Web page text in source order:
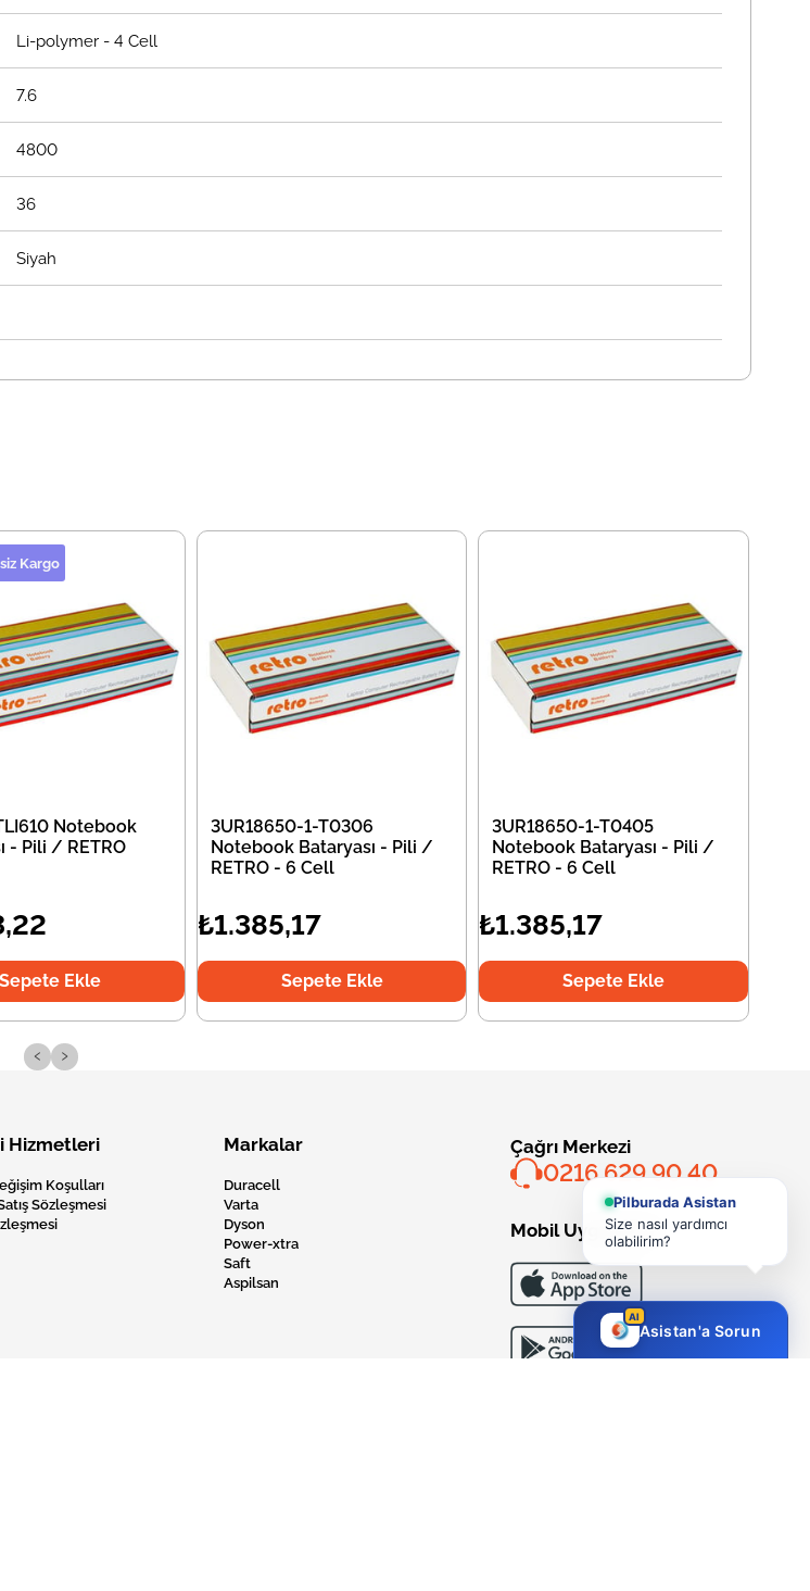
Li-polymer - 4 Cell
7.6
4800
36
Siyah
Kargo
Notebook
- Pili / RETRO
Sepete Ekle
3UR18650-1-T0306
Notebook Bataryası - Pili /
RETRO - 6 Cell
₺1.385,17
Sepete Ekle
3UR18650-1-T0405
Notebook Bataryası - Pili /
RETRO - 6 Cell
₺1.385,17
Sepete Ekle
‹ ›
Hizmetleri
Koşulları
Sözleşmesi
Markalar
Duracell
Varta
Dyson
Power-xtra
Saft
Aspilsan
Çağrı Merkezi
0216 629 90 40
Mobil Uygulama
Pilburada Asistan
Size nasıl yardımcı
olabilirim?
AI
Asistan'a Sorun